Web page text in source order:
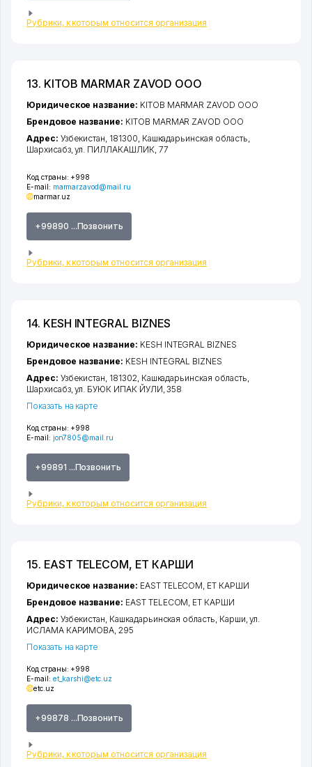
Рубрики, к которым относится организация
13. KITOB MARMAR ZAVOD ООО
Код страны: +998
E-mail: marmarzavod@mail.ru
marmar.uz
+99890 ...Позвонить
Рубрики, к которым относится организация
Юридическое название: KITOB MARMAR ZAVOD ООО
Брендовое название: KITOB MARMAR ZAVOD ООО
Адрес: Узбекистан, 181300, Кашкадарьинская область
Шархисабз,ул. ПИЛЛАКАШЛИК , 77
14. KESH INTEGRAL BIZNES
Код страны: +998
E-mail: jon7805@mail.ru
+99891 ...Позвонить
Рубрики, к которым относится организация
Юридическое название: KESH INTEGRAL BIZNES
Брендовое название: KESH INTEGRAL BIZNES
Адрес: Узбекистан, 181302, Кашкадарьинская область
Шархисабз,ул. БУЮК ИПАК ЙУЛИ , 358
Показать на карте
15. EAST TELECOM, ЕТ КАРШИ
Код страны: +998
E-mail: et_karshi@etc.uz
etc.uz
+99878 ...Позвонить
Рубрики, к которым относится организация
Юридическое название: EAST TELECOM, ЕТ КАРШИ
Брендовое название: EAST TELECOM, ЕТ КАРШИ
Адрес: Узбекистан, Кашкадарьинская область Карши ,ул.
ИСЛАМА КАРИМОВА , 295
Показать на карте